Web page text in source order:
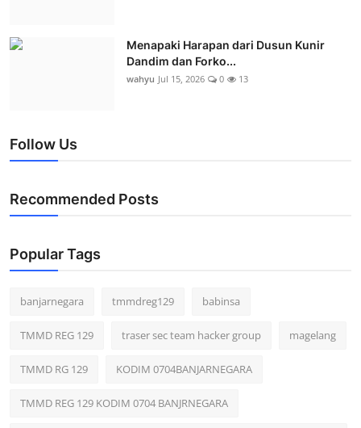
Menapaki Harapan dari Dusun Kunir
Dandim dan Forko...
wahyu Jul 15, 2026 0 13
Follow Us
Recommended Posts
Popular Tags
banjarnegara tmmdreg129 babinsa
TMMD REG 129 traser sec team hacker group magelang
TMMD RG 129 KODIM 0704BANJARNEGARA
TMMD REG 129 KODIM 0704 BANJRNEGARA